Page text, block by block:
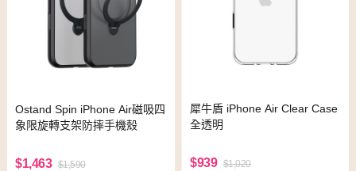
Ostand Spin iPhone Air磁吸四
象限旋轉支架防摔手機殼
$1,463 $1,590
犀牛盾 iPhone Air Clear Case
全透明
$939 $1,020